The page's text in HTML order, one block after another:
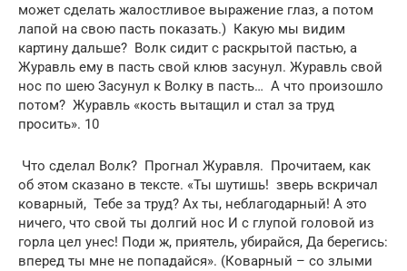
может сделать жалостливое выражение глаз, а потом
лапой на свою пасть показать.) ­ Какую мы видим
картину дальше? ­ Волк сидит с раскрытой пастью, а
Журавль ему в пасть свой клюв засунул. Журавль свой
нос по шею Засунул к Волку в пасть… ­ А что произошло
потом? ­ Журавль «кость вытащил и стал за труд
просить». 10
­ Что сделал Волк? ­ Прогнал Журавля. ­ Прочитаем, как
об этом сказано в тексте. «Ты шутишь! ­ зверь вскричал
коварный, ­ Тебе за труд? Ах ты, неблагодарный! А это
ничего, что свой ты долгий нос И с глупой головой из
горла цел унес! Поди ж, приятель, убирайся, Да берегись:
вперед ты мне не попадайся». (Коварный – со злыми